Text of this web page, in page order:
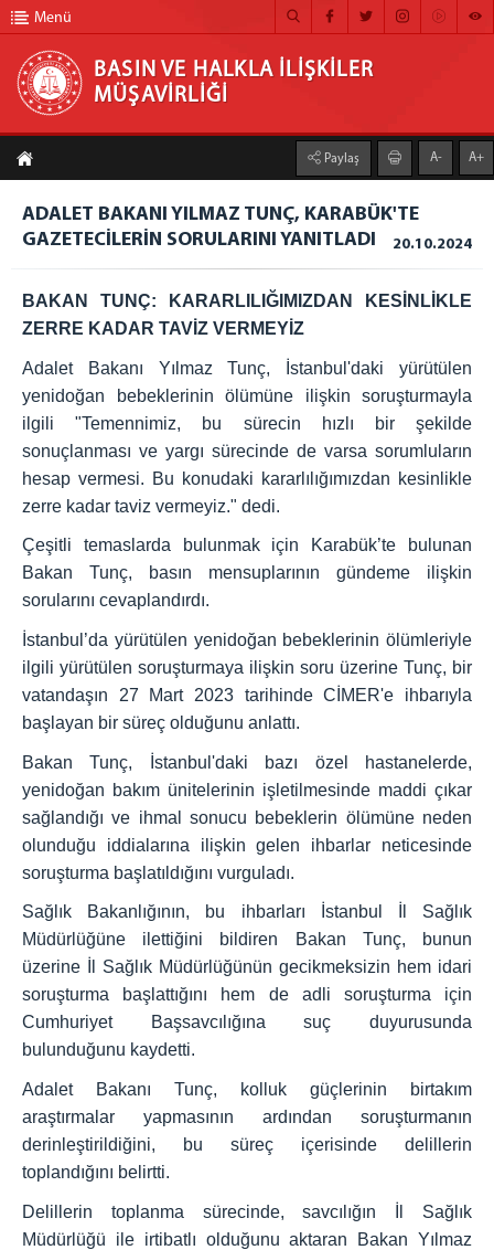
BASIN VE HALKLA İLİŞKİLER MÜŞAVİRLİĞİ
ANA SAYFA
MÜŞAVİRLİĞİMİZ
HABER ARŞİVİ
FOTOĞRAF ARŞİVİ
BÜLTEN
İLETİŞİM
Menü
BASIN VE HALKLA İLİŞKİLER
MÜŞAVİRLİĞİ
Paylaş A- A+
ADALET BAKANI YILMAZ TUNÇ, KARABÜK'TE
GAZETECİLERİN SORULARINI YANITLADI
20.10.2024
BAKAN TUNÇ: KARARLILIĞIMIZDAN KESİNLİKLE
ZERRE KADAR TAVİZ VERMEYİZ
Adalet Bakanı Yılmaz Tunç, İstanbul'daki yürütülen
yenidoğan bebeklerinin ölümüne ilişkin soruşturmayla
ilgili "Temennimiz, bu sürecin hızlı bir şekilde
sonuçlanması ve yargı sürecinde de varsa sorumluların
hesap vermesi. Bu konudaki kararlılığımızdan kesinlikle
zerre kadar taviz vermeyiz." dedi.
Çeşitli temaslarda bulunmak için Karabük’te bulunan
Bakan Tunç, basın mensuplarının gündeme ilişkin
sorularını cevaplandırdı.
İstanbul’da yürütülen yenidoğan bebeklerinin ölümleriyle
ilgili yürütülen soruşturmaya ilişkin soru üzerine Tunç, bir
vatandaşın 27 Mart 2023 tarihinde CİMER'e ihbarıyla
başlayan bir süreç olduğunu anlattı.
Bakan Tunç, İstanbul'daki bazı özel hastanelerde,
yenidoğan bakım ünitelerinin işletilmesinde maddi çıkar
sağlandığı ve ihmal sonucu bebeklerin ölümüne neden
olunduğu iddialarına ilişkin gelen ihbarlar neticesinde
soruşturma başlatıldığını vurguladı.
Sağlık Bakanlığının, bu ihbarları İstanbul İl Sağlık
Müdürlüğüne ilettiğini bildiren Bakan Tunç, bunun
üzerine İl Sağlık Müdürlüğünün gecikmeksizin hem idari
soruşturma başlattığını hem de adli soruşturma için
Cumhuriyet Başsavcılığına suç duyurusunda
bulunduğunu kaydetti.
Adalet Bakanı Tunç, kolluk güçlerinin birtakım
araştırmalar yapmasının ardından soruşturmanın
derinleştirildiğini, bu süreç içerisinde delillerin
toplandığını belirtti.
Delillerin toplanma sürecinde, savcılığın İl Sağlık
Müdürlüğü ile irtibatlı olduğunu aktaran Bakan Yılmaz